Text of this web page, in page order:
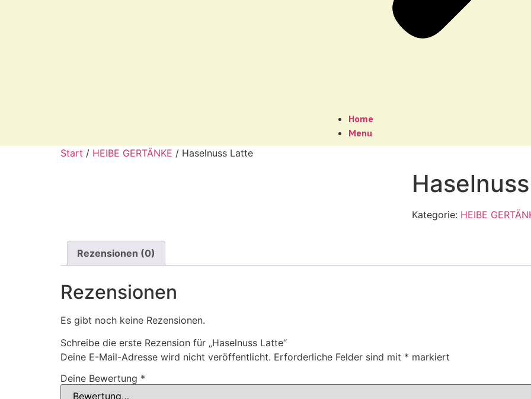
Home
Menu
Start / HEIBE GERTÄNKE / Haselnuss Latte
Kategorie: HEIBE
Rezensionen (0)
Rezensionen
Es gibt noch keine Rezensionen.
Schreibe die erste Rezension für „Haselnuss Latte“
Deine E-Mail-Adresse wird nicht veröffentlicht. Erforderliche Felder sind mit * markiert
Deine Bewertung *